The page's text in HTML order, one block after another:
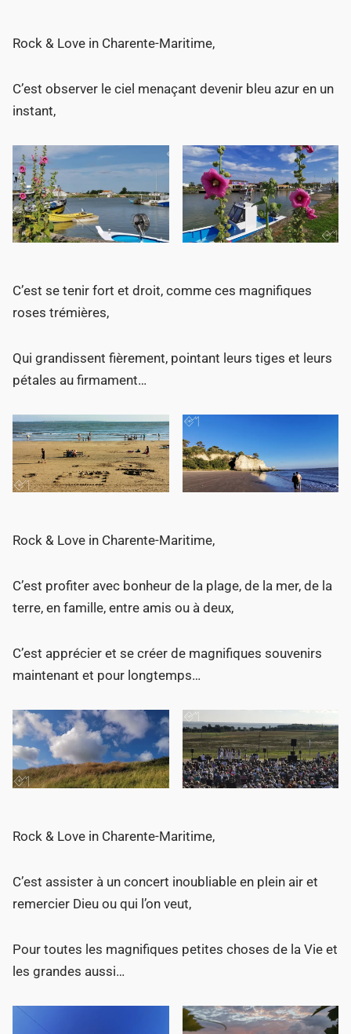
Rock & Love in Charente-Maritime,
C’est observer le ciel menaçant devenir bleu azur en un
instant,
C’est se tenir fort et droit, comme ces magnifiques
roses trémières,
Qui grandissent fièrement, pointant leurs tiges et leurs
pétales au firmament…
Rock & Love in Charente-Maritime,
C’est profiter avec bonheur de la plage, de la mer, de la
terre, en famille, entre amis ou à deux,
C’est apprécier et se créer de magnifiques souvenirs
maintenant et pour longtemps…
Rock & Love in Charente-Maritime,
C’est assister à un concert inoubliable en plein air et
remercier Dieu ou qui l’on veut,
Pour toutes les magnifiques petites choses de la Vie et
les grandes aussi…